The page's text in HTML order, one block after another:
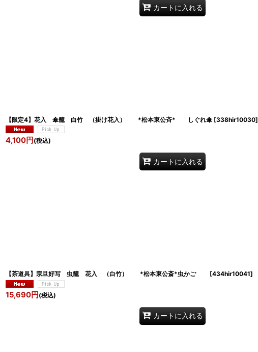
カートに入れる
【限定4】花入 傘籠 白竹 （掛け花入） *松本東公斉* しぐれ傘 [338hir10030]
4,100円 (税込)
カートに入れる
【茶道具】宗旦好写 虫籠 花入 （白竹） *松本東公斎*虫かご [434hir10041]
15,690円 (税込)
カートに入れる